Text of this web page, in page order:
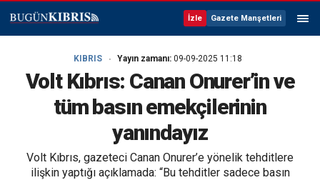
İzle Gazete Manşetleri
KIBRIS Yayın zamanı: 09-09-2025 11:18
Volt Kıbrıs: Canan Onurer’in ve
tüm basın emekçilerinin
yanındayız
Volt Kıbrıs, gazeteci Canan Onurer’e yönelik tehditlere
ilişkin yaptığı açıklamada: “Bu tehditler sadece basın